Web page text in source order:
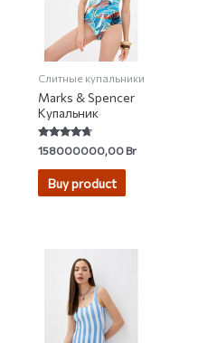
Слитные купальники
Marks & Spencer
Купальник
Rated
4.50
out of 5
158000000,00Br
Buy product